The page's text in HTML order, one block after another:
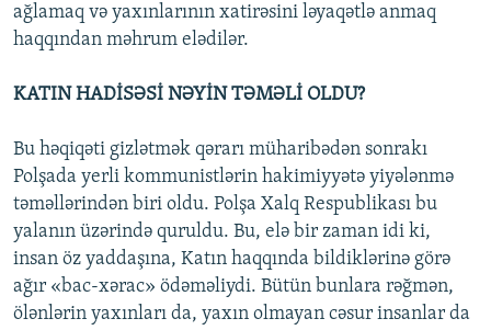
ağlamaq və yaxınlarının xatirəsini ləyaqətlə anmaq
haqqından məhrum elədilər.
KATIN HADİSƏSİ NƏYİN TƏMƏLİ OLDU?
Bu həqiqəti gizlətmək qərarı müharibədən sonrakı
Polşada yerli kommunistlərin hakimiyyətə yiyələnmə
təməllərindən biri oldu. Polşa Xalq Respublikası bu
yalanın üzərində quruldu. Bu, elə bir zaman idi ki,
insan öz yaddaşına, Katın haqqında bildiklərinə görə
ağır «bac-xərac» ödəməliydi. Bütün bunlara rəğmən,
ölənlərin yaxınları da, yaxın olmayan cəsur insanlar da